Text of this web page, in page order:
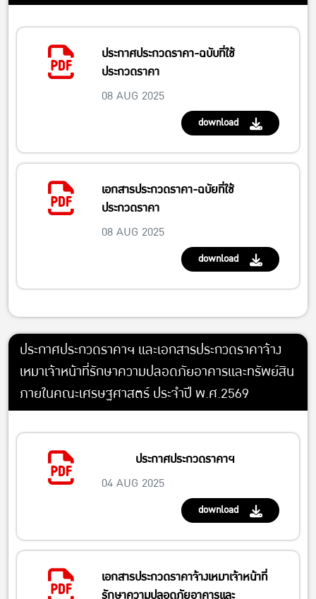
ประกาศประกวดราคา-ฉบับที่ใช้
ประกวดราคา
08 AUG 2025
download
เอกสารประกวดราคา-ฉบัยที่ใช้
ประกวดราคา
08 AUG 2025
download
ประกาศประกวดราคาฯ และเอกสารประกวดราคาจ้าง
เหมาเจ้าหน้าที่รักษาความปลอดภัยอาคารและทรัพย์สิน
ภายในคณะเศรษฐศาสตร์ ประจำปี พ.ศ.2569
ประกาศประกวดราคาฯ
04 AUG 2025
download
เอกสารประกวดราคาจ้างเหมาเจ้าหน้าที่